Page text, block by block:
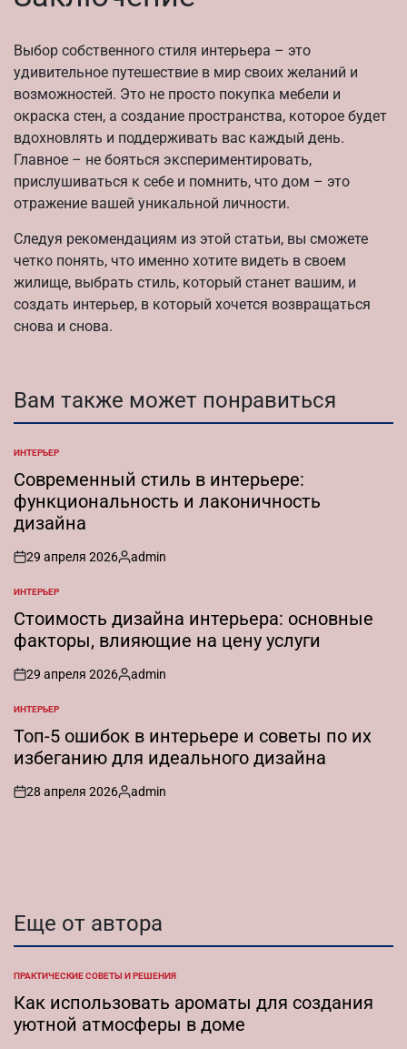
Выбор собственного стиля интерьера – это
удивительное путешествие в мир своих желаний и
возможностей. Это не просто покупка мебели и
окраска стен, а создание пространства, которое будет
вдохновлять и поддерживать вас каждый день.
Главное – не бояться экспериментировать,
прислушиваться к себе и помнить, что дом – это
отражение вашей уникальной личности.
Следуя рекомендациям из этой статьи, вы сможете
четко понять, что именно хотите видеть в своем
жилище, выбрать стиль, который станет вашим, и
создать интерьер, в который хочется возвращаться
снова и снова.
Вам также может понравиться
ОПУБЛИКОВАНО
В
ИНТЕРЬЕР
Современный стиль в интерьере:
функциональность и лаконичность
дизайна
on
29 апреля 2026
Запись
admin
ОПУБЛИКОВАНО
В
ИНТЕРЬЕР
Стоимость дизайна интерьера: основные
факторы, влияющие на цену услуги
on
29 апреля 2026
Запись
admin
ОПУБЛИКОВАНО
В
ИНТЕРЬЕР
Топ-5 ошибок в интерьере и советы по их
избеганию для идеального дизайна
on
28 апреля 2026
Запись
admin
Еще от автора
ОПУБЛИКОВАНО
В
ПРАКТИЧЕСКИЕ СОВЕТЫ И РЕШЕНИЯ
Как использовать ароматы для создания
уютной атмосферы в доме